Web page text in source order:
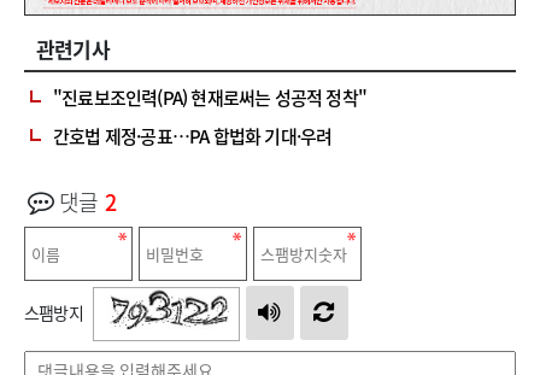
관련기사
"진료보조인력(PA) 현재로써는 성공적 정착"
간호법 제정·공표…PA 합법화 기대·우려
댓글 2
스팸방지